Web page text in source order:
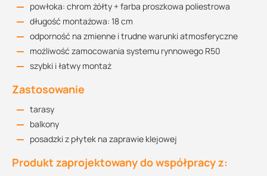
powłoka: chrom żółty + farba proszkowa poliestrowa
długość montażowa: 18 cm
odporność na zmienne i trudne warunki atmosferyczne
możliwość zamocowania systemu rynnowego R50
szybki i łatwy montaż
Zastosowanie
tarasy
balkony
posadzki z płytek na zaprawie klejowej
Produkt zaprojektowany do współpracy z: